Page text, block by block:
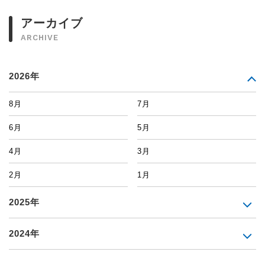
アーカイブ
ARCHIVE
2026年
8月 7月
6月 5月
4月 3月
2月 1月
2025年
2024年